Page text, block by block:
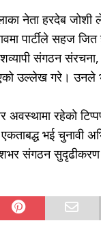
नेता हरदेब जोशी
पार्टीले सहज
संगठन
उल्लेख गरे। उनले
रहेको
एकताबद्ध भई चुनावी
संगठन